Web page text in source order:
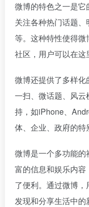
微博的特色之一是
关注各种热门话题
等。这种特性使得
社区，用户可以在这
微博还提供了多样
一扫、微话题、风
持，如iPhone、
体、企业、政府的特
微博是一个多功能
富的信息和娱乐内
了便利。通过微博，
发现和分享生活中的